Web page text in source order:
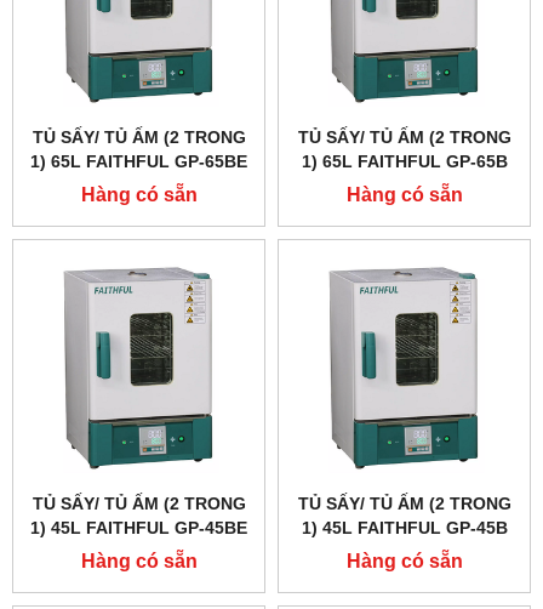
TỦ SẤY/ TỦ ẤM (2 TRONG
1) 65L FAITHFUL GP-65BE
Hàng có sẵn
TỦ SẤY/ TỦ ẤM (2 TRONG
1) 65L FAITHFUL GP-65B
Hàng có sẵn
TỦ SẤY/ TỦ ẤM (2 TRONG
1) 45L FAITHFUL GP-45BE
Hàng có sẵn
TỦ SẤY/ TỦ ẤM (2 TRONG
1) 45L FAITHFUL GP-45B
Hàng có sẵn